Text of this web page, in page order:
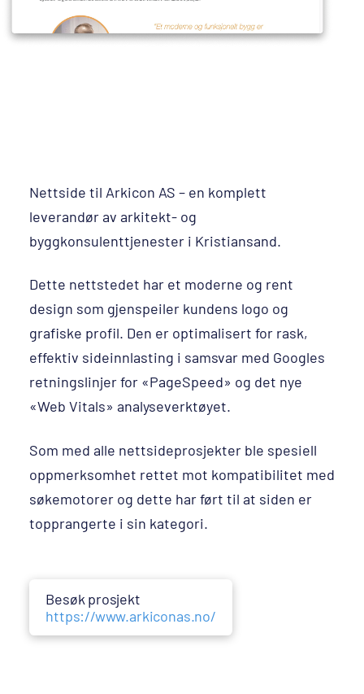
Nettside til Arkicon AS – en komplett
leverandør av arkitekt- og
byggkonsulenttjenester i Kristiansand.
Dette nettstedet har et moderne og rent
design som gjenspeiler kundens logo og
grafiske profil. Den er optimalisert for rask,
effektiv sideinnlasting i samsvar med Googles
retningslinjer for «PageSpeed» og det nye
«Web Vitals» analyseverktøyet.
Som med alle nettsideprosjekter ble spesiell
oppmerksomhet rettet mot kompatibilitet med
søkemotorer og dette har ført til at siden er
topprangerte i sin kategori.
Besøk prosjekt
https://www.arkiconas.no/